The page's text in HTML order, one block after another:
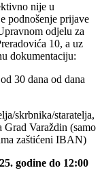
nije u
podnošenje prijave
odjelu za
10, a uz
dokumentaciju:
30 dana od dana
skrbnika/staratelja,
Varaždin (samo
zaštićeni IBAN)
godine do 12:00